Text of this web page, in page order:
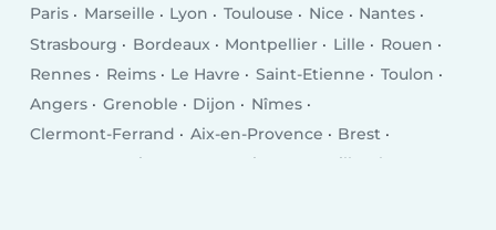
Paris Marseille Lyon Toulouse Nice
Nantes
Strasbourg
Bordeaux Montpellier Lille
Rouen
Rennes
Reims Le Havre Saint-Etienne
Toulon
Angers
Grenoble Dijon
Nîmes
Clermont-Ferrand
Aix-en-Provence
Brest
Amiens Limoges
Villeurbanne